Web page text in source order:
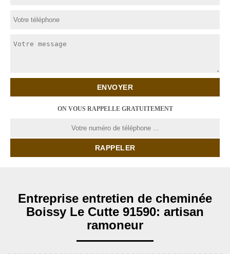
ON VOUS RAPPELLE GRATUITEMENT
Entreprise entretien de cheminée
Boissy Le Cutte 91590: artisan
ramoneur